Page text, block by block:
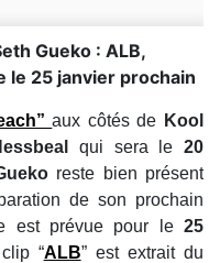
Gueko : ALB,
le 25 janvier prochain
aux côtés de Kool
qui sera le 20
reste bien présent
de son prochain
est prévue pour le25
“ALB” est extrait du